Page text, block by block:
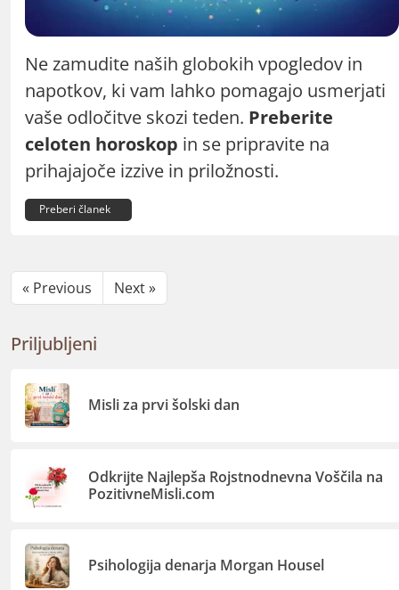
Ne zamudite naših globokih vpogledov in
napotkov, ki vam lahko pomagajo usmerjati
vaše odločitve skozi teden. Preberite
celoten horoskop in se pripravite na
prihajajoče izzive in priložnosti.
Preberi članek
« Previous Next »
Priljubljeni
Misli za prvi šolski dan
Odkrijte Najlepša Rojstnodnevna Voščila na
PozitivneMisli.com
Psihologija denarja Morgan Housel